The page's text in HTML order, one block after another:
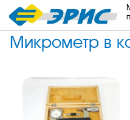
Микрометр в